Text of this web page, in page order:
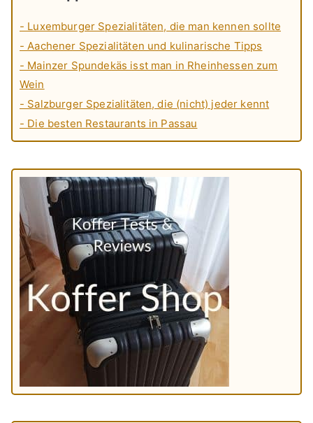
- Luxemburger Spezialitäten, die man kennen sollte
- Aachener Spezialitäten und kulinarische Tipps
- Mainzer Spundekäs isst man in Rheinhessen zum
Wein
- Salzburger Spezialitäten, die (nicht) jeder kennt
- Die besten Restaurants in Passau